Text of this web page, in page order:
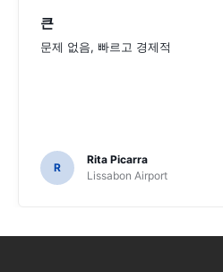
큰
문제 없음, 빠르고 경제적
R
Rita Picarra
Lissabon Airport